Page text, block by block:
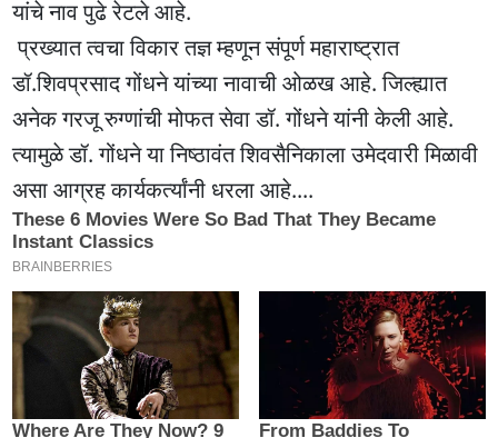
यांचे नाव पुढे रेटले आहे.
प्रख्यात त्वचा विकार तज्ञ म्हणून संपूर्ण महाराष्ट्रात
डॉ.शिवप्रसाद गोंधने यांच्या नावाची ओळख आहे. जिल्ह्यात
अनेक गरजू रुग्णांची मोफत सेवा डॉ. गोंधने यांनी केली आहे.
त्यामुळे डॉ. गोंधने या निष्ठावंत शिवसैनिकाला उमेदवारी मिळावी
असा आग्रह कार्यकर्त्यांनी धरला आहे....